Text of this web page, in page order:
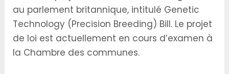
au parlement britannique, intitulé Genetic
Technology (Precision Breeding) Bill. Le projet
de loi est actuellement en cours d’examen à
la Chambre des communes.